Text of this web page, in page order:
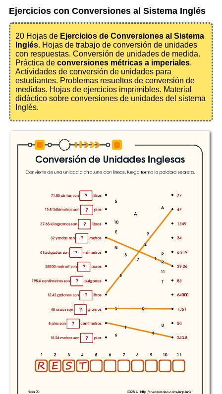
Ejercicios con Conversiones al Sistema Inglés
20 Hojas de Ejercicios de Conversiones al Sistema
Inglés. Hojas de trabajo de conversión de unidades
con respuestas. Conversión de unidades de medida.
Práctica de conversiones métricas a imperiales.
Actividades de conversión de unidades para
estudiantes. Problemas resueltos de conversión de
medidas. Hojas de ejercicios imprimibles. Material
didáctico sobre conversiones de unidades del sistema
Inglés.